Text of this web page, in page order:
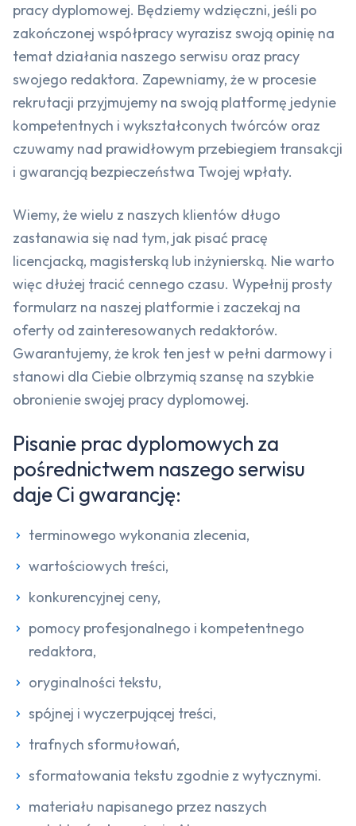
pracy dyplomowej. Będziemy wdzięczni, jeśli po
zakończonej współpracy wyrazisz swoją opinię na
temat działania naszego serwisu oraz pracy
swojego redaktora. Zapewniamy, że w procesie
rekrutacji przyjmujemy na swoją platformę jedynie
kompetentnych i wykształconych twórców oraz
czuwamy nad prawidłowym przebiegiem transakcji
i gwarancją bezpieczeństwa Twojej wpłaty.
Wiemy, że wielu z naszych klientów długo
zastanawia się nad tym, jak pisać pracę
licencjacką, magisterską lub inżynierską. Nie warto
więc dłużej tracić cennego czasu. Wypełnij prosty
formularz na naszej platformie i zaczekaj na
oferty od zainteresowanych redaktorów.
Gwarantujemy, że krok ten jest w pełni darmowy i
stanowi dla Ciebie olbrzymią szansę na szybkie
obronienie swojej pracy dyplomowej.
Pisanie prac dyplomowych za
pośrednictwem naszego serwisu
daje Ci gwarancję:
terminowego wykonania zlecenia,
wartościowych treści,
konkurencyjnej ceny,
pomocy profesjonalnego i kompetentnego
redaktora,
oryginalności tekstu,
spójnej i wyczerpującej treści,
trafnych sformułowań,
sformatowania tekstu zgodnie z wytycznymi.
materiału napisanego przez naszych